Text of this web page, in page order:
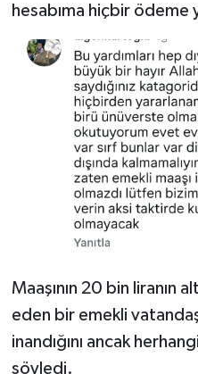
hesabıma hiçbir ödeme
Maaşının 20 bin liranın
eden bir emekli vatandaş
inandığını ancak
söyledi.